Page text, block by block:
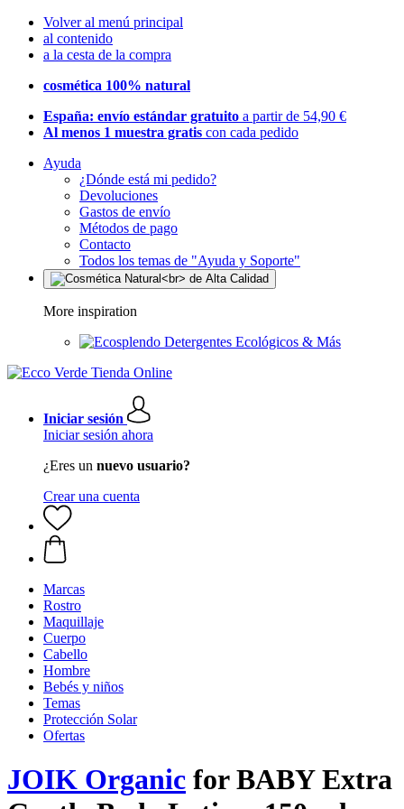
Volver al menú principal
al contenido
a la cesta de la compra
cosmética 100% natural
España: envío estándar gratuito a partir de 54,90 €
Al menos 1 muestra gratis con cada pedido
Ayuda
¿Dónde está mi pedido?
Devoluciones
Gastos de envío
Métodos de pago
Contacto
Todos los temas de "Ayuda y Soporte"
More inspiration
Detergentes Ecológicos & Más
Iniciar sesión
Iniciar sesión ahora
¿Eres un nuevo usuario?
Crear una cuenta
Marcas
Rostro
Maquillaje
Cuerpo
Cabello
Hombre
Bebés y niños
Temas
Protección Solar
Ofertas
JOIK Organic for BABY Extra